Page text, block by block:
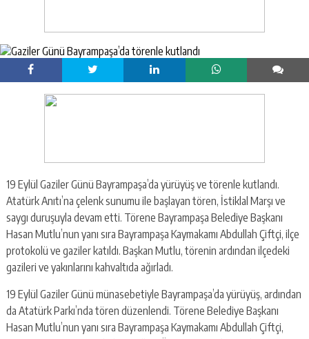
19 Eylül Gaziler Günü Bayrampaşa’da yürüyüş ve törenle kutlandı.
Atatürk Anıtı’na çelenk sunumu ile başlayan tören, İstiklal Marşı ve
saygı duruşuyla devam etti. Törene Bayrampaşa Belediye Başkanı
Hasan Mutlu’nun yanı sıra Bayrampaşa Kaymakamı Abdullah Çiftçi, ilçe
protokolü ve gaziler katıldı. Başkan Mutlu, törenin ardından ilçedeki
gazileri ve yakınlarını kahvaltıda ağırladı.
19 Eylül Gaziler Günü münasebetiyle Bayrampaşa’da yürüyüş, ardından
da Atatürk Parkı’nda tören düzenlendi. Törene Belediye Başkanı
Hasan Mutlu’nun yanı sıra Bayrampaşa Kaymakamı Abdullah Çiftçi,